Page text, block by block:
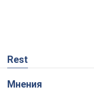
Rest
Мнения